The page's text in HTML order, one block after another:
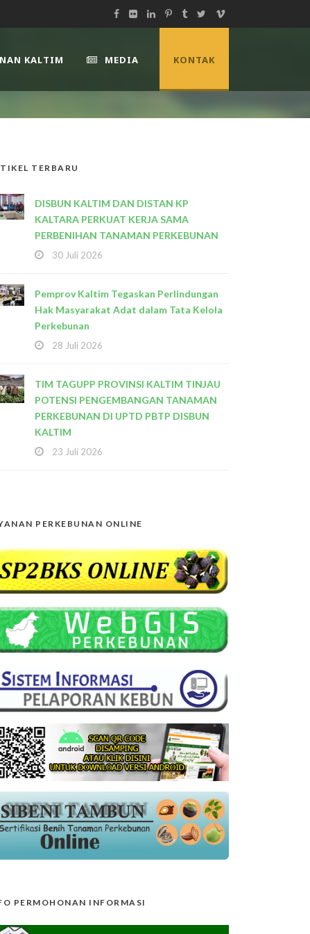
KALTIM MEDIA KONTAK
TERBARU
DISBUN KALTIM DAN DISTAN KP
KALTARA PERKUAT KERJA SAMA
PERBENIHAN TANAMAN PERKEBUNAN
30 Juli 2026
Pemprov Kaltim Tegaskan Perlindungan
Hak Masyarakat Adat dalam Tata Kelola
Perkebunan
28 Juli 2026
TIM TAGUPP PROVINSI KALTIM TINJAU
POTENSI PENGEMBANGAN TANAMAN
PERKEBUNAN DI UPTD PBTP DISBUN
KALTIM
23 Juli 2026
PERKEBUNAN ONLINE
PERMOHONAN INFORMASI